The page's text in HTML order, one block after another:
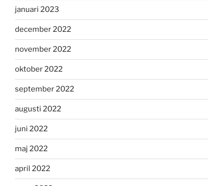
januari 2023
december 2022
november 2022
oktober 2022
september 2022
augusti 2022
juni 2022
maj 2022
april 2022